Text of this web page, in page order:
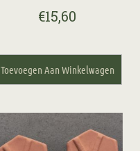
€15,60
Toevoegen Aan Winkelwagen